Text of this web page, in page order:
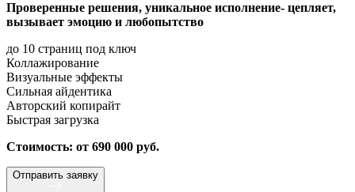
Проверенные решения, уникальное исполнение- цепляет,
вызывает эмоцию и любопытство
до 10 страниц под ключ
Коллажирование
Визуальные эффекты
Сильная айдентика
Авторский копирайт
Быстрая загрузка
Стоимость: от 690 000 руб.
Отправить заявку